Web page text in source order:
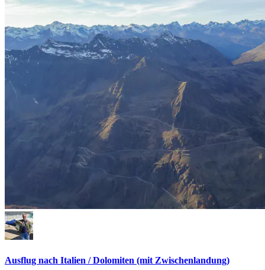
Ausflug nach Italien / Dolomiten (mit Zwischenlandung)